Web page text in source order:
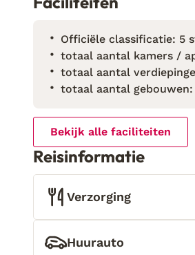
Officiële classificatie: 5
totaal aantal kamers /
totaal aantal
totaal aantal gebouwen:
Bekijk alle faciliteiten
Reisinformatie
Verzorging
Huurauto